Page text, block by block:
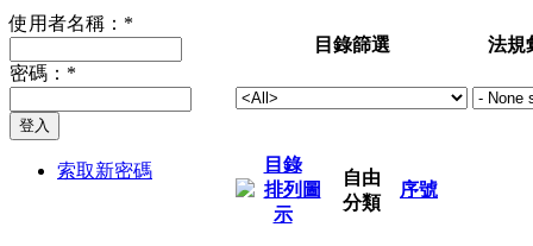
使用者名稱： *
密碼： *
索取新密碼
目錄篩選 法規
目錄
自由
分類
序號